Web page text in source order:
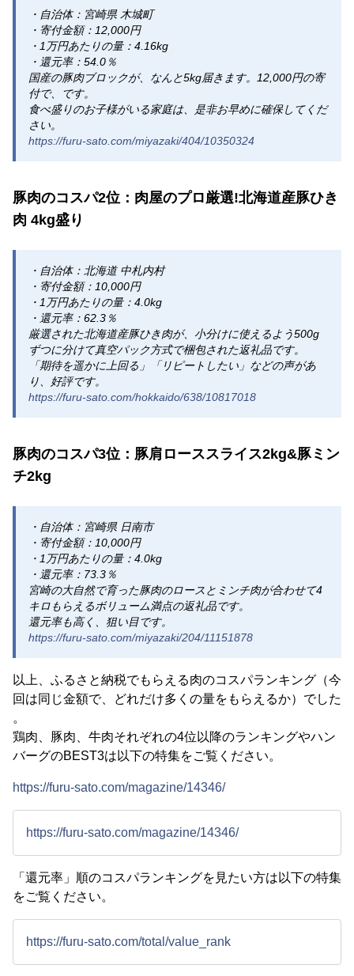
・自治体：宮崎県 木城町
・寄付金額：12,000円
・1万円あたりの量：4.16kg
・還元率：54.0％
国産の豚肉ブロックが、なんと5kg届きます。12,000円の寄
付で、です。
食べ盛りのお子様がいる家庭は、是非お早めに確保してくだ
さい。
https://furu-sato.com/miyazaki/404/10350324
豚肉のコスパ2位：肉屋のプロ厳選!北海道産豚ひき
肉 4kg盛り
・自治体：北海道 中札内村
・寄付金額：10,000円
・1万円あたりの量：4.0kg
・還元率：62.3％
厳選された北海道産豚ひき肉が、小分けに使えるよう500g
ずつに分けて真空パック方式で梱包された返礼品です。
「期待を遥かに上回る」「リピートしたい」などの声があ
り、好評です。
https://furu-sato.com/hokkaido/638/10817018
豚肉のコスパ3位：豚肩ローススライス2kg&豚ミン
チ2kg
・自治体：宮崎県 日南市
・寄付金額：10,000円
・1万円あたりの量：4.0kg
・還元率：73.3％
宮崎の大自然で育った豚肉のロースとミンチ肉が合わせて4
キロもらえるボリューム満点の返礼品です。
還元率も高く、狙い目です。
https://furu-sato.com/miyazaki/204/11151878
以上、ふるさと納税でもらえる肉のコスパランキング（今
回は同じ金額で、どれだけ多くの量をもらえるか）でした
。
鶏肉、豚肉、牛肉それぞれの4位以降のランキングやハン
バーグのBEST3は以下の特集をご覧ください。
https://furu-sato.com/magazine/14346/
https://furu-sato.com/magazine/14346/
「還元率」順のコスパランキングを見たい方は以下の特集
をご覧ください。
https://furu-sato.com/total/value_rank